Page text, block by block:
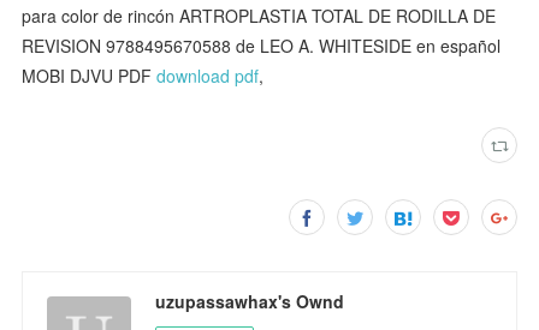
para color de rincón ARTROPLASTIA TOTAL DE RODILLA DE
REVISION 9788495670588 de LEO A. WHITESIDE en español
MOBI DJVU PDFdownload pdf,
uzupassawhax's Ownd